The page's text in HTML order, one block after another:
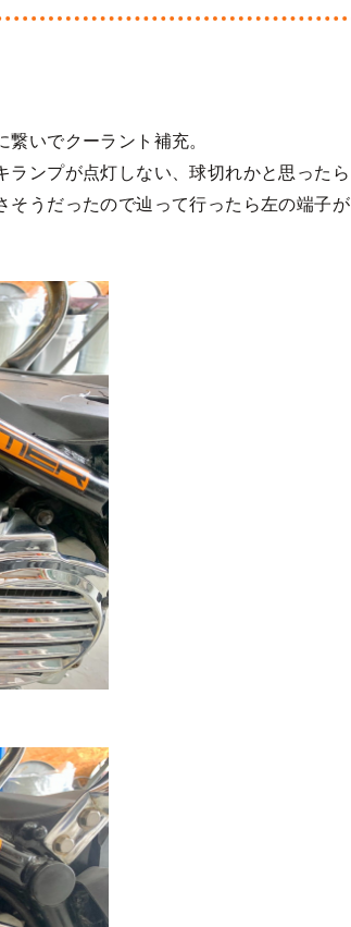
いでクーラント補充。
ランプが点灯しない、球切れかと思ったら
うだったので辿って行ったら左の端子が